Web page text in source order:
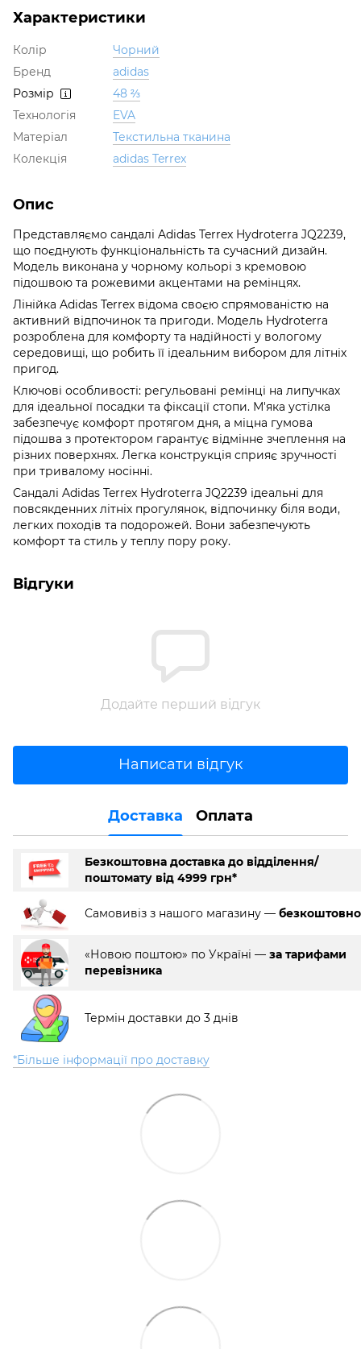
Характеристики
Колір
Чорний
Бренд
adidas
Розмір
48 ⅔
Технологія
EVA
Матеріал
Текстильна тканина
Колекція
adidas Terrex
Опис
Представляємо сандалі Adidas Terrex Hydroterra JQ2239,
що поєднують функціональність та сучасний дизайн.
Модель виконана у чорному кольорі з кремовою
підошвою та рожевими акцентами на ремінцях.
Лінійка Adidas Terrex відома своєю спрямованістю на
активний відпочинок та пригоди. Модель Hydroterra
розроблена для комфорту та надійності у вологому
середовищі, що робить її ідеальним вибором для літніх
пригод.
Ключові особливості: регульовані ремінці на липучках
для ідеальної посадки та фіксації стопи. М'яка устілка
забезпечує комфорт протягом дня, а міцна гумова
підошва з протектором гарантує відмінне зчеплення на
різних поверхнях. Легка конструкція сприяє зручності
при тривалому носінні.
Сандалі Adidas Terrex Hydroterra JQ2239 ідеальні для
повсякденних літніх прогулянок, відпочинку біля води,
легких походів та подорожей. Вони забезпечують
комфорт та стиль у теплу пору року.
Відгуки
Додайте перший відгук
Написати відгук
Доставка Оплата
Безкоштовна доставка до відділення/
поштомату від 4999 грн*
Самовивіз з нашого магазину — безкоштовно
«Новою поштою» по Україні — за тарифами
перевізника
Термін доставки до 3 днів
*Більше інформації про доставку